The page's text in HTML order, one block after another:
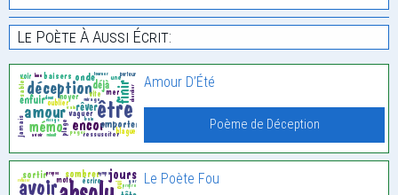
Le Poète À Aussi Écrit:
Amour D’Été
Poème de Déception
Le Poète Fou